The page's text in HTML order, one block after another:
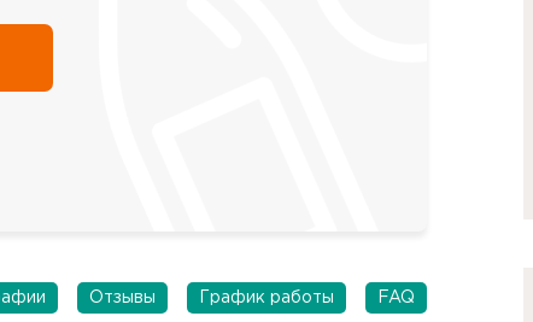
Отзывы График работы FAQ